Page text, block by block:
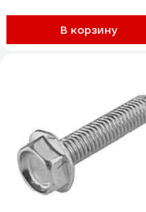
В корзину